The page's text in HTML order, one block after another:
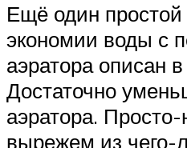
Ещё один простой
экономии воды с
аэратора описан
Достаточно
аэратора. Просто-
вырежем из чего-